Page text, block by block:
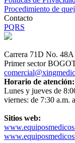
Procedimiento de
Contacto
PQRS
Carrera 71D No.
Primer sector
Horario de atención:
Lunes y jueves de
viernes: de 7:30 a.m.
Sitios web: